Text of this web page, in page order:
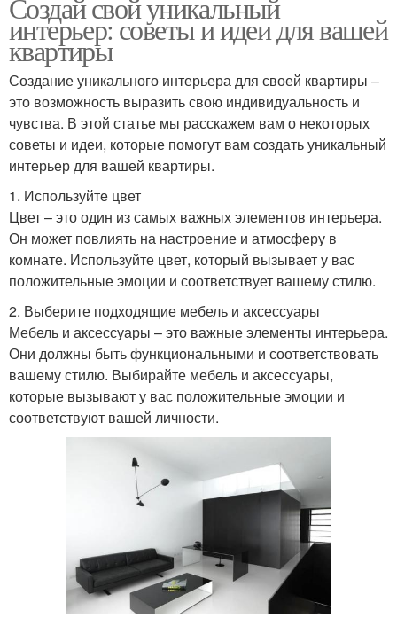
интерьер: советы и идеи для вашей
квартиры
Создание уникального интерьера для своей квартиры –
это возможность выразить свою индивидуальность и
чувства. В этой статье мы расскажем вам о некоторых
советы и идеи, которые помогут вам создать уникальный
интерьер для вашей квартиры.
1. Используйте цвет
Цвет – это один из самых важных элементов интерьера.
Он может повлиять на настроение и атмосферу в
комнате. Используйте цвет, который вызывает у вас
положительные эмоции и соответствует вашему стилю.
2. Выберите подходящие мебель и аксессуары
Мебель и аксессуары – это важные элементы интерьера.
Они должны быть функциональными и соответствовать
вашему стилю. Выбирайте мебель и аксессуары,
которые вызывают у вас положительные эмоции и
соответствуют вашей личности.